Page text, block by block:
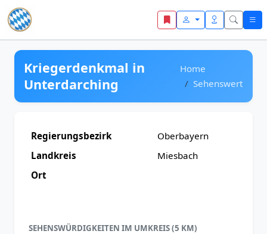
Zum Inhalt springen
Kriegerdenkmal in
Unterdarching
Home
Sehenswert
Regierungsbezirk
Oberbayern
Landkreis
Miesbach
Ort
SEHENSWÜRDIGKEITEN IM UMKREIS (5 KM)